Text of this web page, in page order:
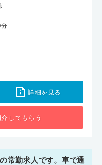
分
詳細を見る
介してもらう
常勤求人です。車で通